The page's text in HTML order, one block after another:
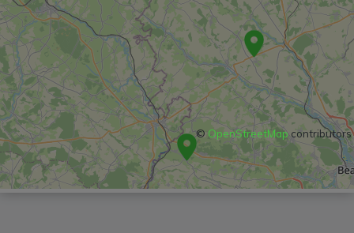
© OpenStreetMap contributors